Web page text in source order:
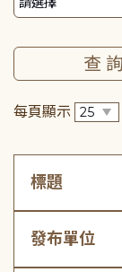
每頁顯示
標題
發布單位